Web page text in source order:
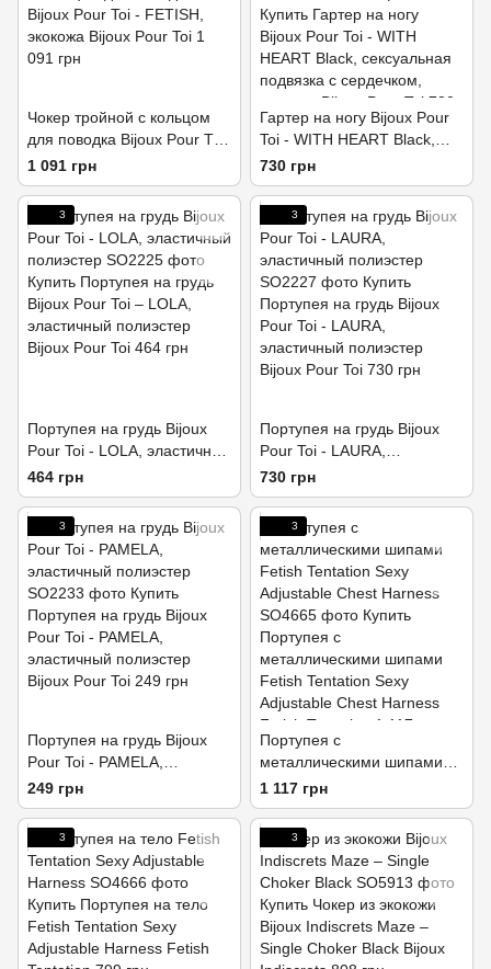
Чокер тройной с кольцом
для поводка Bijoux Pour Toi
- FETISH, экокожа
1 091 грн
Гартер на ногу Bijoux Pour
Toi - WITH HEART Black,
сексуальная подвязка с
сердечком, экокожа
730 грн
3
Портупея на грудь Bijoux
Pour Toi - LOLA, эластичный
полиэстер
464 грн
3
Портупея на грудь Bijoux
Pour Toi - LAURA,
эластичный полиэстер
730 грн
3
Портупея на грудь Bijoux
Pour Toi - PAMELA,
эластичный полиэстер
249 грн
3
Портупея с
металлическими шипами
Fetish Tentation Sexy
Adjustable Chest Harness
1 117 грн
3 3